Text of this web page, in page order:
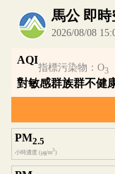
內嵌空氣品質